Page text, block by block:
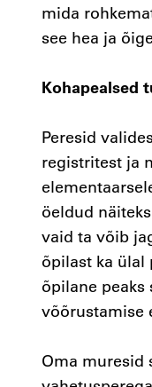
mida
see hea ja
Kohapealsed
Peresid
registritest ja
öeldud
vaid ta võib
õpilast ka ülal
õpilane peaks
võõrustamise
Oma muresid